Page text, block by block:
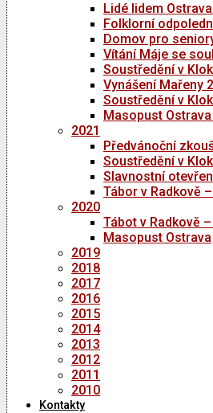
Lidé lidem
Folklorní
Domov pro
Vítání Máje se
Soustředění v
Vynášení Mařeny
Soustředění v
Masopust
2021
Předvánoční
Soustředění v
Slavnostní
Tábor v Radkově
2020
Tábot v Radkově –
Masopust Ostrava
2019
2018
2017
2016
2015
2014
2013
2012
2011
2010
Kontakty